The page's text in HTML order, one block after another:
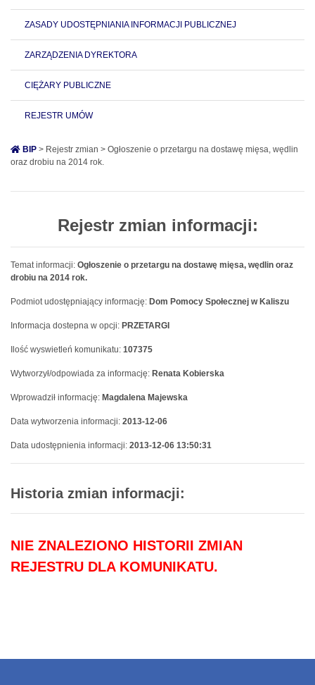
ZASADY UDOSTĘPNIANIA INFORMACJI PUBLICZNEJ
ZARZĄDZENIA DYREKTORA
CIĘŻARY PUBLICZNE
REJESTR UMÓW
BIP > Rejestr zmian > Ogłoszenie o przetargu na dostawę mięsa, wędlin
oraz drobiu na 2014 rok.
Rejestr zmian informacji:
Temat informacji: Ogłoszenie o przetargu na dostawę mięsa, wędlin oraz
drobiu na 2014 rok.
Podmiot udostępniający informację: Dom Pomocy Społecznej w Kaliszu
Informacja dostepna w opcji: PRZETARGI
Ilość wyswietleń komunikatu: 107375
Wytworzył/odpowiada za informację: Renata Kobierska
Wprowadził informację: Magdalena Majewska
Data wytworzenia informacji: 2013-12-06
Data udostępnienia informacji: 2013-12-06 13:50:31
Historia zmian informacji:
NIE ZNALEZIONO HISTORII ZMIAN
REJESTRU DLA KOMUNIKATU.